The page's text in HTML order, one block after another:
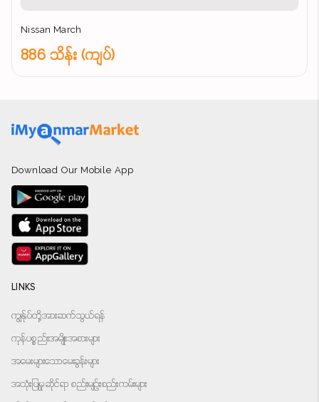
Nissan March
886 သိန်း (ကျပ်)
Download Our Mobile App
LINKS
ကျွန်ုပ်တို့အားဆက်သွယ်ရန်
ကုန်ပစ္စည်းအမျိုးအစားများ
အမေးများသောမေးခွန်းများ
အသုံးပြုမှုဆိုင်ရာ စည်းမျဉ်းစည်းကမ်းများ